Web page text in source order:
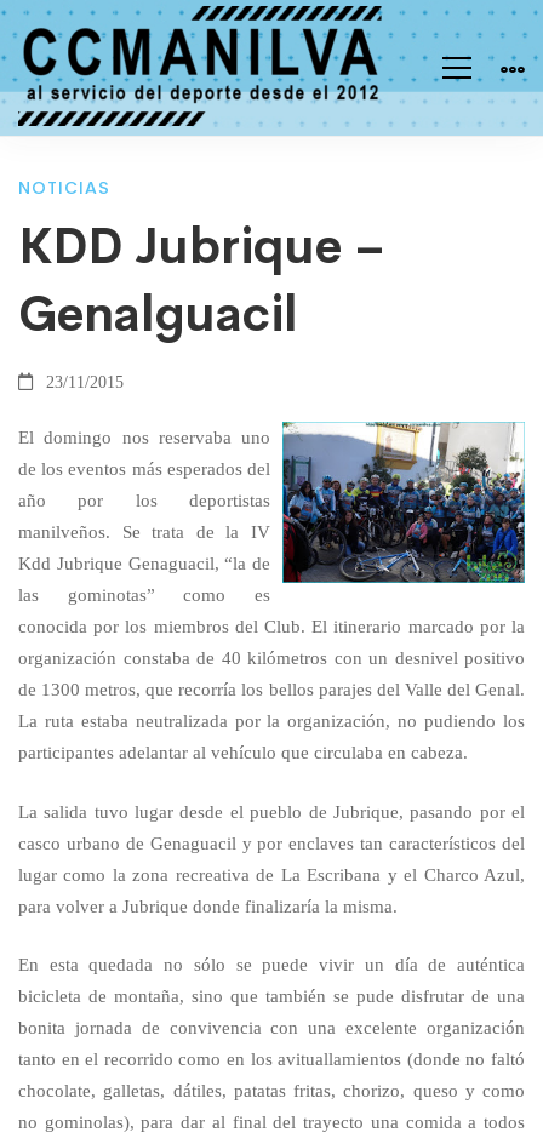
KDD
Jubrique
–
Genalguacil
NOTICIAS
KDD Jubrique –
Genalguacil
23/11/2015
El domingo nos reservaba uno
de los eventos más esperados del
año por los deportistas
manilveños. Se trata de la IV
Kdd Jubrique Genaguacil, “la de
las gominotas” como es
conocida por los miembros del Club. El itinerario marcado por la
organización constaba de 40 kilómetros con un desnivel positivo
de 1300 metros, que recorría los bellos parajes del Valle del Genal.
La ruta estaba neutralizada por la organización, no pudiendo los
participantes adelantar al vehículo que circulaba en cabeza.
La salida tuvo lugar desde el pueblo de Jubrique, pasando por el
casco urbano de Genaguacil y por enclaves tan característicos del
lugar como la zona recreativa de La Escribana y el Charco Azul,
para volver a Jubrique donde finalizaría la misma.
En esta quedada no sólo se puede vivir un día de auténtica
bicicleta de montaña, sino que también se pude disfrutar de una
bonita jornada de convivencia con una excelente organización
tanto en el recorrido como en los avituallamientos (donde no faltó
chocolate, galletas, dátiles, patatas fritas, chorizo, queso y como
no gominolas), para dar al final del trayecto una comida a todos